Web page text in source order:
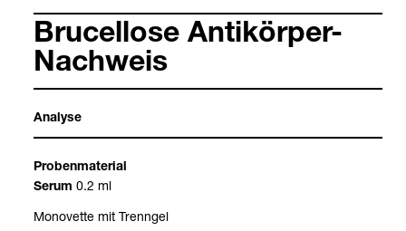
Bru­cel­lose Anti­kör­per-​
Nach­weis
Ana­lyse
Pro­ben­ma­te­rial
Serum 0.2 ml
Mono­vette mit Trenn­gel